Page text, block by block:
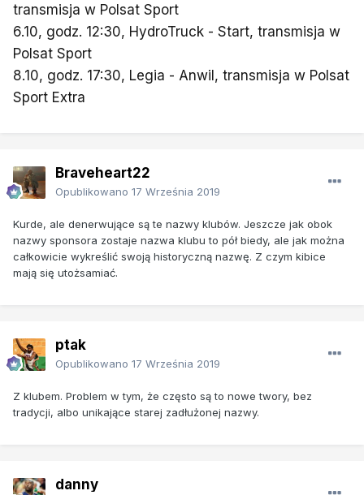
transmisja w Polsat Sport
6.10, godz. 12:30, HydroTruck - Start, transmisja w
Polsat Sport
8.10, godz. 17:30, Legia - Anwil, transmisja w Polsat
Sport Extra
Braveheart22
Opublikowano 17 Września 2019
Kurde, ale denerwujące są te nazwy klubów. Jeszcze jak obok
nazwy sponsora zostaje nazwa klubu to pół biedy, ale jak można
całkowicie wykreślić swoją historyczną nazwę. Z czym kibice
mają się utożsamiać.
ptak
Opublikowano 17 Września 2019
Z klubem. Problem w tym, że często są to nowe twory, bez
tradycji, albo unikające starej zadłużonej nazwy.
danny